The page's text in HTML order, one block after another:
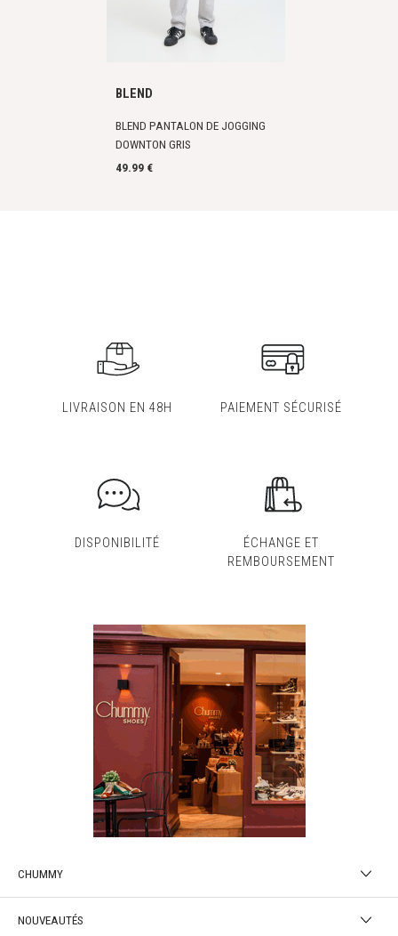
BLEND
BLEND PANTALON DE JOGGING
DOWNTON GRIS
49.99 €
LIVRAISON EN 48H PAIEMENT SÉCURISÉ
DISPONIBILITÉ
ÉCHANGE ET
REMBOURSEMENT
CHUMMY
NOUVEAUTÉS